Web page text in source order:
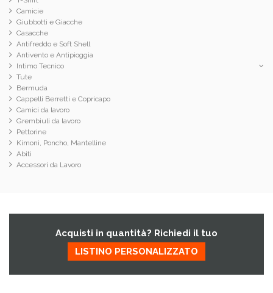
Camicie
Giubbotti e Giacche
Casacche
Antifreddo e Soft Shell
Antivento e Antipioggia
Intimo Tecnico
Tute
Bermuda
Cappelli Berretti e Copricapo
Camici da lavoro
Grembiuli da lavoro
Pettorine
Kimoni, Poncho, Mantelline
Abiti
Accessori da Lavoro
Acquisti in quantità? Richiedi il tuo
LISTINO PERSONALIZZATO